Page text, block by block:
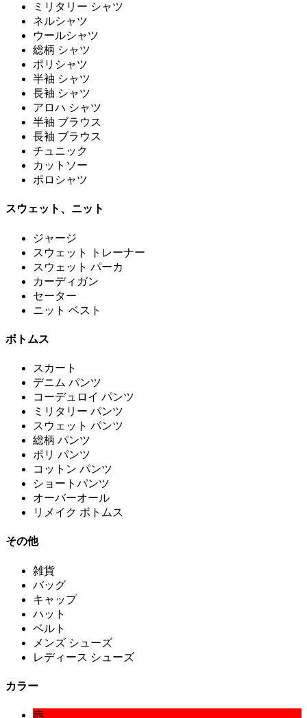
ミリタリー シャツ
ネルシャツ
ウールシャツ
総柄 シャツ
ポリシャツ
半袖 シャツ
長袖 シャツ
アロハ シャツ
半袖 ブラウス
長袖 ブラウス
チュニック
カットソー
ポロシャツ
スウェット、ニット
ジャージ
スウェット トレーナー
スウェット パーカ
カーディガン
セーター
ニット ベスト
ボトムス
スカート
デニム パンツ
コーデュロイ パンツ
ミリタリー パンツ
スウェット パンツ
総柄 パンツ
ポリ パンツ
コットン パンツ
ショートパンツ
オーバーオール
リメイク ボトムス
その他
雑貨
バッグ
キャップ
ハット
ベルト
メンズ シューズ
レディース シューズ
カラー
赤